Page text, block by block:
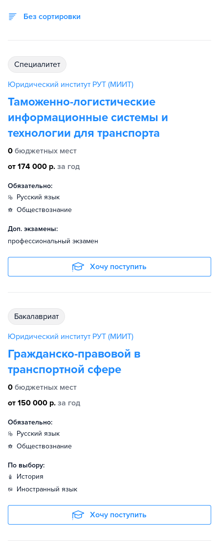
Без сортировки
специалитет
Юридический институт РУТ (МИИТ)
Таможенно-логистические
информационные системы и
технологии для транспорта
0 бюджетных мест
от 174 000 р. за год
Обязательно:
русский язык
обществознание
Доп. экзамены:
профессиональный экзамен
Хочу поступить
бакалавриат
Юридический институт РУТ (МИИТ)
Гражданско-правовой в
транспортной сфере
0 бюджетных мест
от 150 000 р. за год
Обязательно:
русский язык
обществознание
По выбору:
история
иностранный язык
Хочу поступить